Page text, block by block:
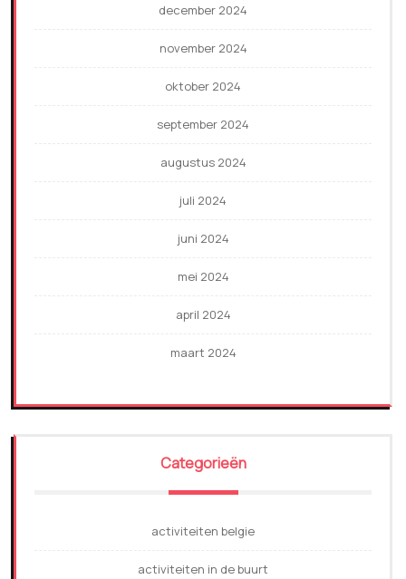
december 2024
november 2024
oktober 2024
september 2024
augustus 2024
juli 2024
juni 2024
mei 2024
april 2024
maart 2024
Categorieën
activiteiten belgie
activiteiten in de buurt